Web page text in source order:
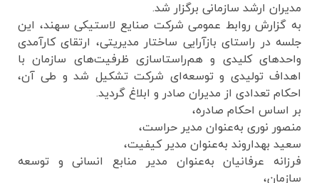
مدیران ارشد سازمانی برگزار شد.
به گزارش روابط عمومی شرکت صنایع لاستیکی سهند، این
جلسه در راستای بازآرایی ساختار مدیریتی، ارتقای کارآمدی
واحدهای کلیدی و هم‌راستاسازی ظرفیت‌های سازمان با
اهداف تولیدی و توسعه‌ای شرکت تشکیل شد و طی آن،
احکام تعدادی از مدیران صادر و ابلاغ گردید.
بر اساس احکام صادره،
منصور نوری به‌عنوان مدیر حراست،
سعید بهداروند به‌عنوان مدیر کیفیت،
فرزانه عرفانیان به‌عنوان مدیر منابع انسانی و توسعه
سازمان،